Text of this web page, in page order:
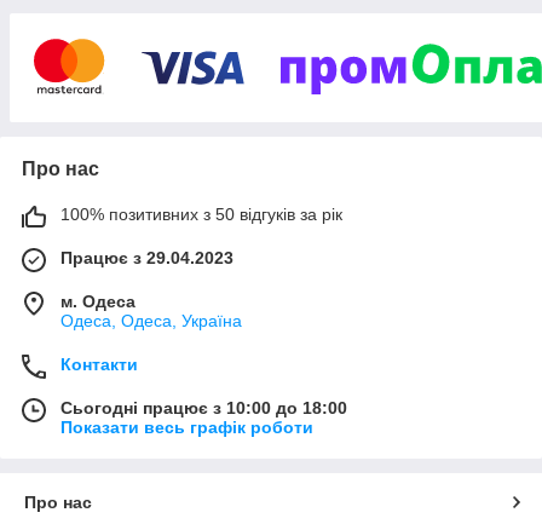
Про нас
100% позитивних з 50 відгуків за рік
Працює з 29.04.2023
м. Одеса
Одеса, Одеса, Україна
Контакти
Сьогодні працює з 10:00 до 18:00
Показати весь графік роботи
Про нас